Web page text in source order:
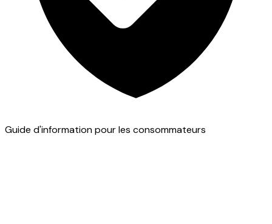
Guide d'information pour les consommateurs